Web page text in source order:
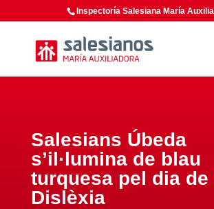
Inspectoría Salesiana María
Salesians Úbeda
s’il·lumina de blau
turquesa pel dia de
Dislèxia